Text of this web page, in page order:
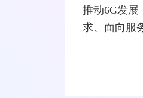
推动6G发展
求、面向服